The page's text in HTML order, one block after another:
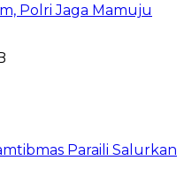
Polri Jaga Mamuju
Paraili Salurkan